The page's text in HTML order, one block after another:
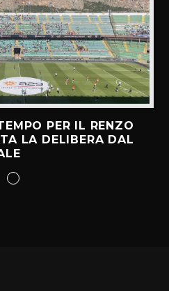
PER IL RENZO
LA DELIBERA DAL